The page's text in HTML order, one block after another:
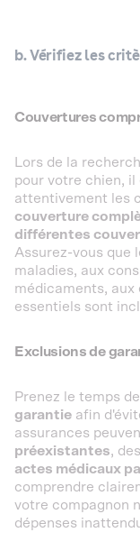
b. Vérifiez les
Couvertures
Lors de la
pour votre chien,
attentivement les
couverture
différentes
Assurez-vous que
maladies, aux
médicaments,
essentiels sont
Exclusions de
Prenez le temps
garantie afin
assurances
préexistantes, des
actes médicaux
comprendre
votre compagnon
dépenses